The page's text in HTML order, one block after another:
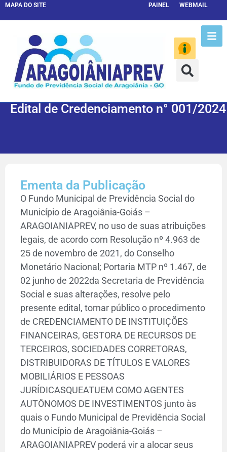
MAPA DO SITE PAINEL WEBMAIL
Edital de Credenciamento n° 001/2024
Ementa da Publicação
O Fundo Municipal de Previdência Social do
Município de Aragoiânia-Goiás –
ARAGOIANIAPREV, no uso de suas atribuições
legais, de acordo com Resolução nº 4.963 de
25 de novembro de 2021, do Conselho
Monetário Nacional; Portaria MTP nº 1.467, de
02 junho de 2022da Secretaria de Previdência
Social e suas alterações, resolve pelo
presente edital, tornar público o procedimento
de CREDENCIAMENTO DE INSTITUIÇÕES
FINANCEIRAS, GESTORA DE RECURSOS DE
TERCEIROS, SOCIEDADES CORRETORAS,
DISTRIBUIDORAS DE TÍTULOS E VALORES
MOBILIÁRIOS E PESSOAS
JURÍDICASQUEATUEM COMO AGENTES
AUTÔNOMOS DE INVESTIMENTOS junto às
quais o Fundo Municipal de Previdência Social
do Município de Aragoiânia-Goiás –
ARAGOIANIAPREV poderá vir a alocar seus